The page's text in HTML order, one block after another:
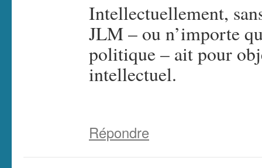
Intellectuellement,
JLM – ou n’importe
politique – ait pour
intellectuel.
Répondre